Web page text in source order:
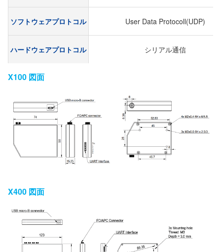
ソフトウェアプロトコル User Data Protocoll(UDP)
ハードウェアプロトコル シリアル通信
X100 図面
X400 図面